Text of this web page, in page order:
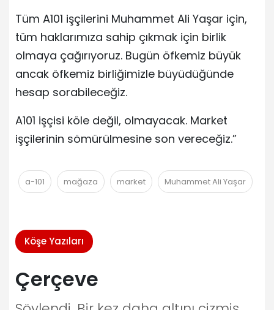
Tüm A101 işçilerini Muhammet Ali Yaşar için,
tüm haklarımıza sahip çıkmak için birlik
olmaya çağırıyoruz. Bugün öfkemiz büyük
ancak öfkemiz birliğimizle büyüdüğünde
hesap sorabileceğiz.
A101 işçisi köle değil, olmayacak. Market
işçilerinin sömürülmesine son vereceğiz.”
a-101 mağaza market Muhammet Ali Yaşar
Köşe Yazıları
Çerçeve